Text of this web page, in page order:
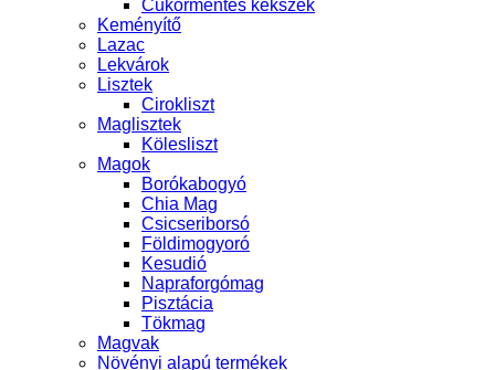
Cukormentes kekszek
Keményítő
Lazac
Lekvárok
Lisztek
Cirokliszt
Maglisztek
Kölesliszt
Magok
Borókabogyó
Chia Mag
Csicseriborsó
Földimogyoró
Kesudió
Napraforgómag
Pisztácia
Tökmag
Magvak
Növényi alapú termékek